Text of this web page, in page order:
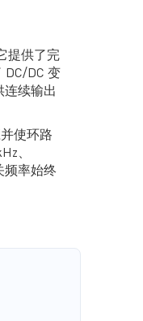
提供了完
DC/DC 变
连续输出
使环路
、
频率始终